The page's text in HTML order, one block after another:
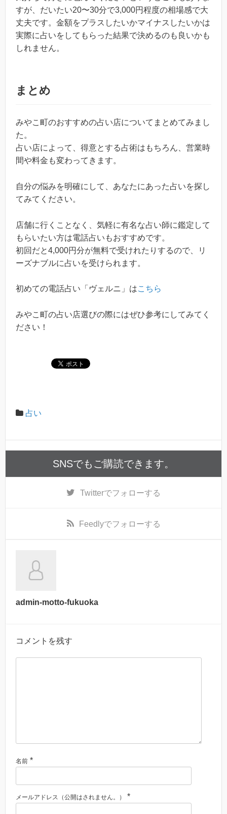
すが、だいたい20〜30分で3,000円程度の相場感で大
丈夫です。金額をプラスしたいかマイナスしたいかは
実際に占いをしてもらった結果で決めるのも良いかも
しれません。
まとめ
みやこ町のおすすめの占い店についてまとめてみまし
た。
占い店によって、得意とする占術はもちろん、営業時
間や料金も変わってきます。
自分の悩みを明確にして、あなたにあった占いを探し
てみてください。
店舗に行くことなく、気軽に有名な占い師に鑑定して
もらいたい方は電話占いもおすすめです。
初回だと4,000円分が無料で受けれたりするので、リ
ーズナブルに占いを受けられます。
初めての電話占い「ヴェルニ」はこちら
みやこ町の占い店選びの際にはぜひ参考にしてみてく
ださい！
占い
SNSでもご購読できます。
Twitterでフォローする
Feedlyでフォローする
admin-motto-fukuoka
コメントを残す
名前 *
メールアドレス（公開はされません。） *